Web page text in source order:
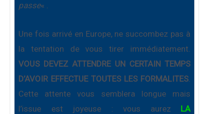
passe« .
Une fois arrivé en Europe, ne succombez pas à
la tentation de vous tirer immédiatement.
VOUS DEVEZ ATTENDRE UN CERTAIN TEMPS
D’AVOIR EFFECTUE TOUTES LES FORMALITES
Cette attente vous semblera longue mais
l’issue est joyeuse : vous aurez LA